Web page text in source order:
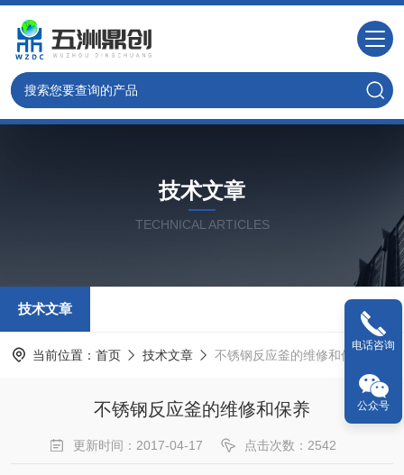
技术文章
TECHNICAL ARTICLES
技术文章
当前位置： 首页 技术文章 不锈钢反应釜的维修和保养
不锈钢反应釜的维修和保养
更新时间：2017-04-17 点击次数：2542
电话咨询
公众号